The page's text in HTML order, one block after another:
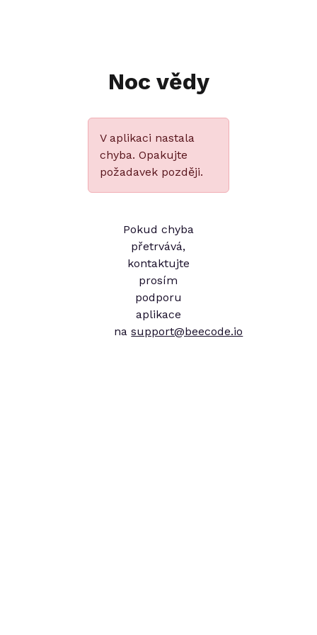
Noc vědy
V aplikaci nastala
chyba. Opakujte
požadavek později.
Pokud chyba
přetrvává,
kontaktujte
prosím
podporu
aplikace
nasupport@beecode.io